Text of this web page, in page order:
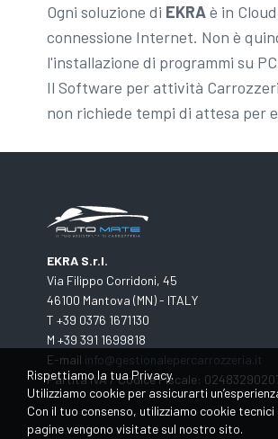
Ogni soluzione di EKRAè in
connessione Internet. Non è
l'installazione di programmi su
Il Software per attività
non richiede tempi di attesa per
EKRA S.r.l.
Via Filippo Corridoni, 45
46100 Mantova (MN) - ITALY
T +39 0376 1671130
M +39 391 1699818
E-mail info@gestionalepercarrozzeria.it
Partita IVA / Codice Fiscale:
Rispettiamo la tua Privacy.
Utilizziamo cookie per assicurarti
Con il tuo consenso, utilizziamo cookie
pagine vengono visitate sul nostro sito.